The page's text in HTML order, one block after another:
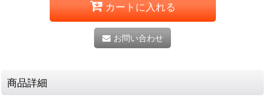
カートに入れる
お問い合わせ
商品詳細